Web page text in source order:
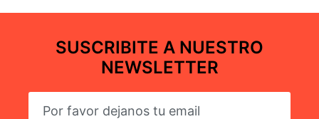
SUSCRIBITE A NUESTRO
NEWSLETTER